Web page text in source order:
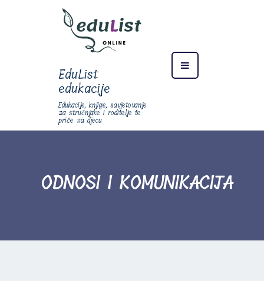
EduList
edukacije
Edukacije, knjige, savjetovanje
za stručnjake i roditelje te
priče za djecu
ODNOSI I KOMUNIKACIJA